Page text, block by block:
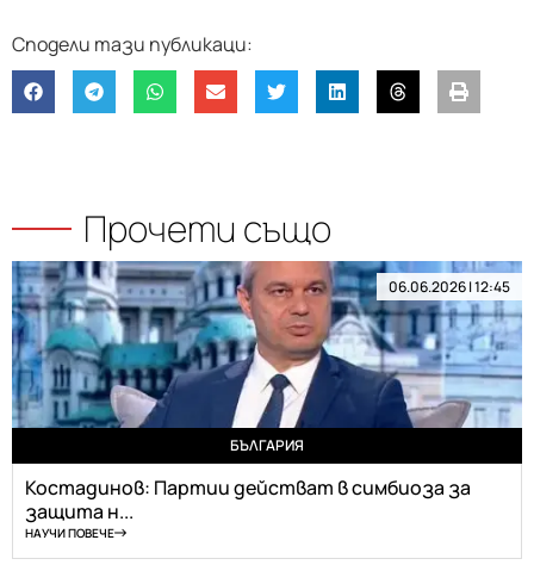
Прочети също
06.06.2026 | 12:45
БЪЛГАРИЯ
Костадинов: Партии действат в симбиоза за
защита н...
НАУЧИ ПОВЕЧЕ